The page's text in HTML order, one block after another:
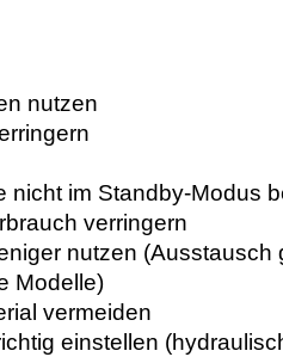
nutzen
nicht im Standby-Modus
verringern
nutzen (Ausstausch
Modelle)
vermeiden
einstellen